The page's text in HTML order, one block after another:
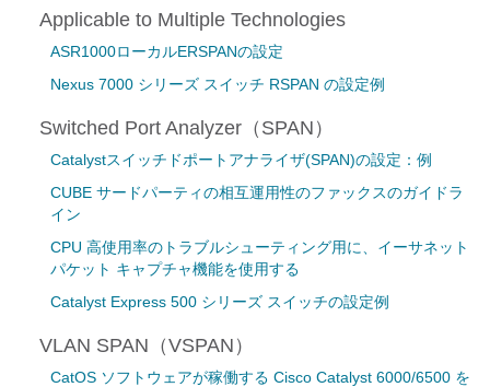
Applicable to Multiple Technologies
ASR1000ローカルERSPANの設定
Nexus 7000 シリーズ スイッチ RSPAN の設定例
Switched Port Analyzer（SPAN）
Catalystスイッチドポートアナライザ(SPAN)の設定：例
CUBE サードパーティの相互運用性のファックスのガイドラ
イン
CPU 高使用率のトラブルシューティング用に、イーサネット
パケット キャプチャ機能を使用する
Catalyst Express 500 シリーズ スイッチの設定例
VLAN SPAN（VSPAN）
CatOS ソフトウェアが稼働する Cisco Catalyst 6000/6500 を